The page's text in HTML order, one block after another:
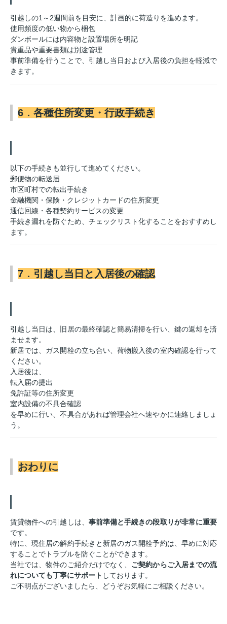
引越しの1～2週間前を目安に、計画的に荷造りを進めます。
使用頻度の低い物から梱包
ダンボールには内容物と設置場所を明記
貴重品や重要書類は別途管理
事前準備を行うことで、引越し当日および入居後の負担を軽減で
きます。
6．各種住所変更・行政手続き
以下の手続きも並行して進めてください。
郵便物の転送届
市区町村での転出手続き
金融機関・保険・クレジットカードの住所変更
通信回線・各種契約サービスの変更
手続き漏れを防ぐため、チェックリスト化することをおすすめし
ます。
7．引越し当日と入居後の確認
引越し当日は、旧居の最終確認と簡易清掃を行い、鍵の返却を済
ませます。
新居では、ガス開栓の立ち合い、荷物搬入後の室内確認を行って
ください。
入居後は、
転入届の提出
免許証等の住所変更
室内設備の不具合確認
を早めに行い、不具合があれば管理会社へ速やかに連絡しましょ
う。
おわりに
賃貸物件への引越しは、 事前準備と手続きの段取りが非常に重要
です。
特に、現住居の解約手続きと新居のガス開栓予約は、早めに対応
することでトラブルを防ぐことができます。
当社では、物件のご紹介だけでなく、 ご契約からご入居までの流
れについても丁寧にサポート しております。
ご不明点がございましたら、どうぞお気軽にご相談ください。